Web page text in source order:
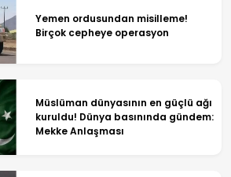
Yemen ordusundan misilleme!
Birçok cepheye operasyon
Müslüman dünyasının en güçlü ağı
kuruldu! Dünya basınında gündem:
Mekke Anlaşması